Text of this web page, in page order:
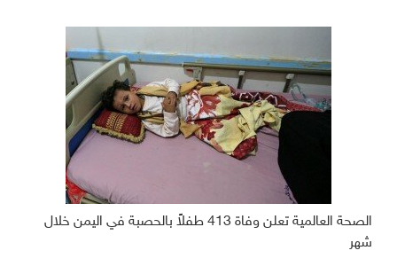
الصحة العالمية تعلن وفاة 413 طفلاً بالحصبة في اليمن خلال
شهر